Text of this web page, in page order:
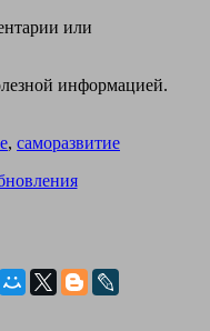
или
информацией.
, саморазвитие